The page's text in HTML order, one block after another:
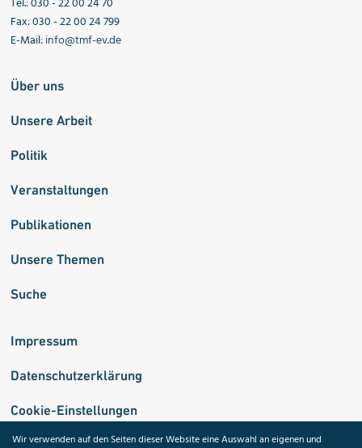
Fax: 030 - 22 00 24 799
E-Mail:info@tmf-ev.de
Über uns
Unsere Arbeit
Politik
Veranstaltungen
Publikationen
Unsere Themen
Suche
Impressum
Datenschutzerklärung
Cookie-Einstellungen
Wir verwenden auf den Seiten dieser Website eine Auswahl an eigenen und